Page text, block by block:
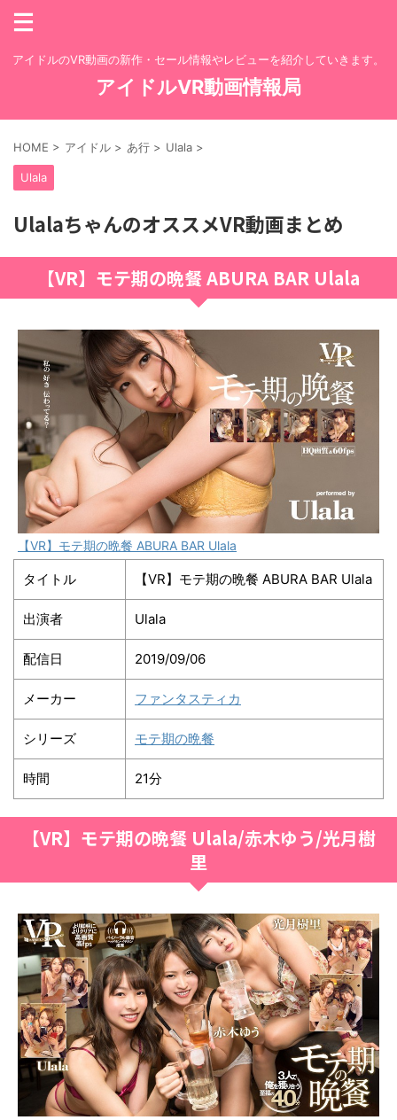
アイドルのVR動画の新作・セール情報やレビューを紹介していきます。
アイドルVR動画情報局
HOME > アイドル > あ行 > Ulala >
Ulala
UlalaちゃんのオススメVR動画まとめ
【VR】モテ期の晩餐 ABURA BAR Ulala
【VR】モテ期の晩餐 ABURA BAR Ulala
タイトル 【VR】モテ期の晩餐 ABURA BAR Ulala
出演者 Ulala
配信日 2019/09/06
メーカー ファンタスティカ
シリーズ モテ期の晩餐
時間 21分
【VR】モテ期の晩餐 Ulala/赤木ゆう/光月樹
里